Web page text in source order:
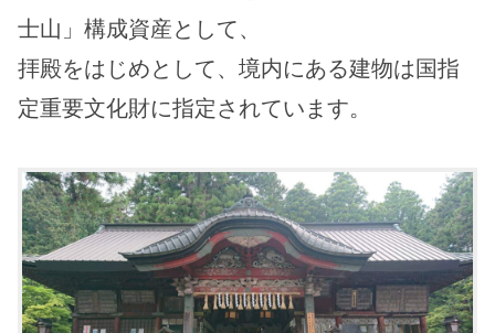
士山」構成資産として、
拝殿をはじめとして、境内にある建物は国指
定重要文化財に指定されています。